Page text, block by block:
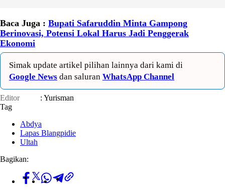
Baca Juga : Bupati Safaruddin Minta Gampong
Berinovasi, Potensi Lokal Harus Jadi Penggerak
Ekonomi
Simak update artikel pilihan lainnya dari kami di
Google News dan saluran WhatsApp Channel
Editor
: Yurisman
Tag
Abdya
Lapas Blangpidie
Ultah
Bagikan: